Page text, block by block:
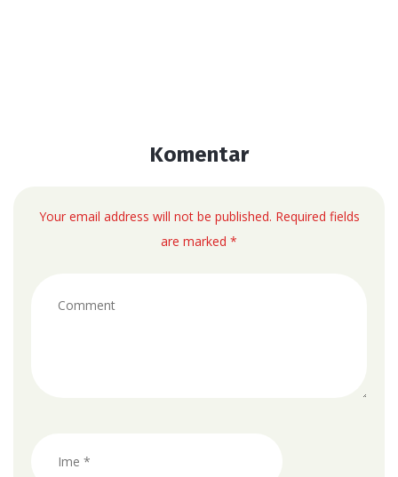
Komentar
Your email address will not be published. Required fields
are marked *